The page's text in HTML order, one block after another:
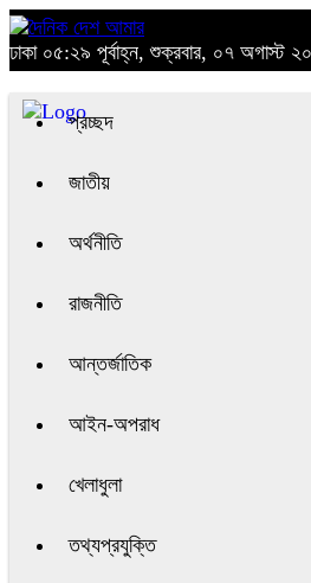
ঢাকা ০৫:২৯ পূর্বাহ্ন, শুক্রবার, ০৭ অগাস্ট
প্রচ্ছদ
জাতীয়
অর্থনীতি
রাজনীতি
আন্তর্জাতিক
আইন-অপরাধ
খেলাধুলা
তথ্যপ্রযুক্তি